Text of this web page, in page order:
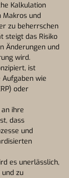
Kalkulation
Makros und
zu beherrschen
steigt das Risiko
Änderungen und
wird.
ist
wie
oder
ihre
dass
und
es unerlässlich,
zu